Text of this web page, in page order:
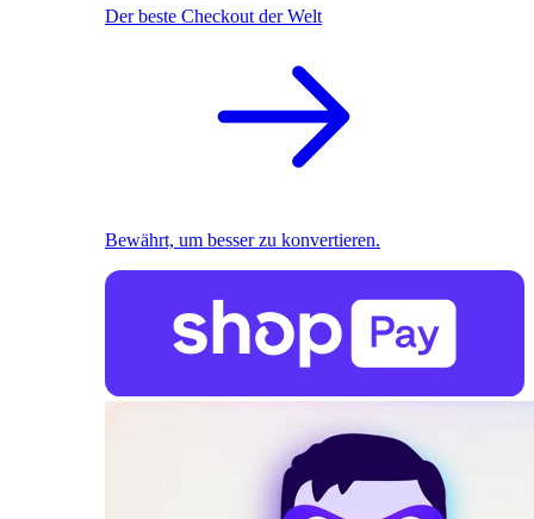
Der beste Checkout der Welt
Bewährt, um besser zu konvertieren.